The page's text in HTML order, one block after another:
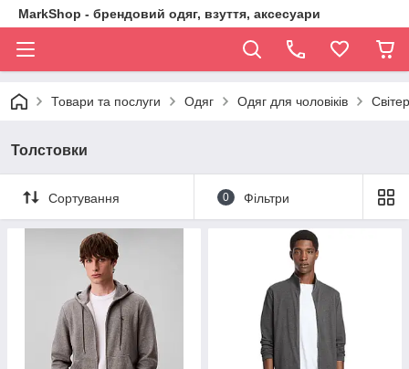
MarkShop - брендовий одяг, взуття, аксесуари
Товари та послуги Одяг Одяг для чоловіків
Толстовки
Сортування 0 Фільтри